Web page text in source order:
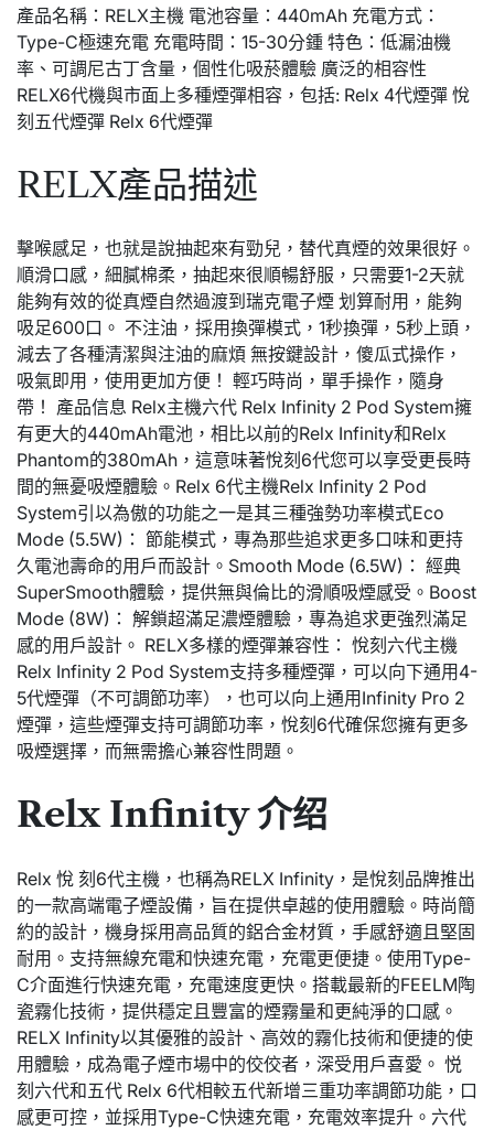
產品名稱：RELX主機 電池容量：440mAh 充電方式：
Type-C極速充電 充電時間：15-30分鍾 特色：低漏油機
率、可調尼古丁含量，個性化吸菸體驗 廣泛的相容性
RELX6代機與市面上多種煙彈相容，包括: Relx 4代煙彈 悅
刻五代煙彈 Relx 6代煙彈
RELX產品描述
擊喉感足，也就是說抽起來有勁兒，替代真煙的效果很好。
順滑口感，細膩棉柔，抽起來很順暢舒服，只需要1-2天就
能夠有效的從真煙自然過渡到瑞克電子煙 划算耐用，能夠
吸足600口。 不注油，採用換彈模式，1秒換彈，5秒上頭，
減去了各種清潔與注油的麻煩 無按鍵設計，傻瓜式操作，
吸氣即用，使用更加方便！ 輕巧時尚，單手操作，隨身
帶！ 產品信息 Relx主機六代 Relx Infinity 2 Pod System擁
有更大的440mAh電池，相比以前的Relx Infinity和Relx
Phantom的380mAh，這意味著悅刻6代您可以享受更長時
間的無憂吸煙體驗。Relx 6代主機Relx Infinity 2 Pod
System引以為傲的功能之一是其三種強勢功率模式Eco
Mode (5.5W)： 節能模式，專為那些追求更多口味和更持
久電池壽命的用戶而設計。Smooth Mode (6.5W)： 經典
SuperSmooth體驗，提供無與倫比的滑順吸煙感受。Boost
Mode (8W)： 解鎖超滿足濃煙體驗，專為追求更強烈滿足
感的用戶設計。 RELX多樣的煙彈兼容性： 悅刻六代主機
Relx Infinity 2 Pod System支持多種煙彈，可以向下通用4-
5代煙彈（不可調節功率），也可以向上通用Infinity Pro 2
煙彈，這些煙彈支持可調節功率，悅刻6代確保您擁有更多
吸煙選擇，而無需擔心兼容性問題。
Relx Infinity 介绍
Relx 悅 刻6代主機，也稱為RELX Infinity，是悅刻品牌推出
的一款高端電子煙設備，旨在提供卓越的使用體驗。時尚簡
約的設計，機身採用高品質的鋁合金材質，手感舒適且堅固
耐用。支持無線充電和快速充電，充電更便捷。使用Type-
C介面進行快速充電，充電速度更快。搭載最新的FEELM陶
瓷霧化技術，提供穩定且豐富的煙霧量和更純淨的口感。
RELX Infinity以其優雅的設計、高效的霧化技術和便捷的使
用體驗，成為電子煙市場中的佼佼者，深受用戶喜愛。 悦
刻六代和五代 Relx 6代相較五代新增三重功率調節功能，口
感更可控，並採用Type-C快速充電，充電效率提升。六代